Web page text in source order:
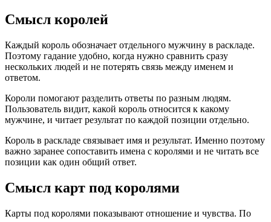
Смысл королей
Каждый король обозначает отдельного мужчину в раскладе.
Поэтому гадание удобно, когда нужно сравнить сразу
нескольких людей и не потерять связь между именем и
ответом.
Короли помогают разделить ответы по разным людям.
Пользователь видит, какой король относится к какому
мужчине, и читает результат по каждой позиции отдельно.
Король в раскладе связывает имя и результат. Именно поэтому
важно заранее сопоставить имена с королями и не читать все
позиции как один общий ответ.
Смысл карт под королями
Карты под королями показывают отношение и чувства. По